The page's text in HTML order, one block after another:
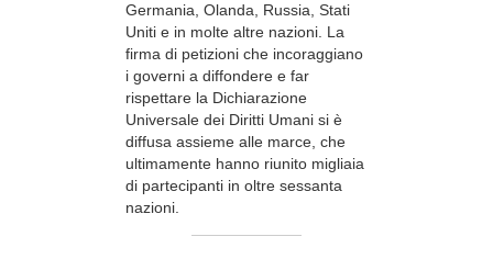
Germania, Olanda, Russia, Stati
Uniti e in molte altre nazioni. La
firma di petizioni che incoraggiano
i governi a diffondere e far
rispettare la Dichiarazione
Universale dei Diritti Umani si è
diffusa assieme alle marce, che
ultimamente hanno riunito migliaia
di partecipanti in oltre sessanta
nazioni.